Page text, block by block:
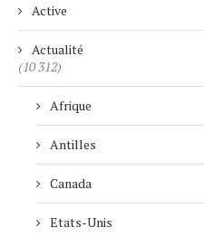
Active
Actualité
(10 312)
Afrique
Antilles
Canada
Etats-Unis